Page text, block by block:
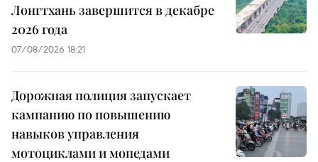
Лонгтхань завершится в декабре
2026 года
07/08/2026 18:21
Дорожная полиция запускает
кампанию по повышению
навыков управления
мотоциклами и мопедами